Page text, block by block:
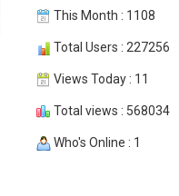
This Month : 1108
Total Users : 227256
Views Today : 11
Total views : 568034
Who's Online : 1